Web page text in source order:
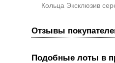
Кольца Эксклюзив
Отзывы
Подобные лоты в